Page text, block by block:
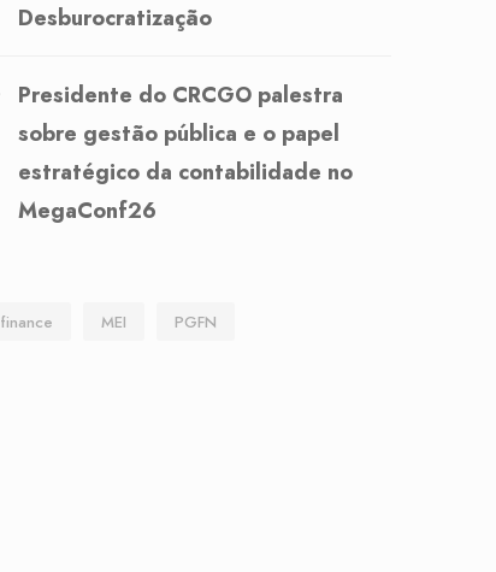
Desburocratização
Presidente do CRCGO palestra
sobre gestão pública e o papel
estratégico da contabilidade no
MegaConf26
finance MEI PGFN